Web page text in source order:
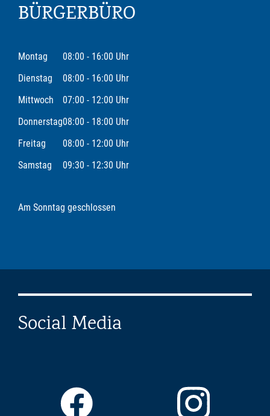
BÜRGERBÜRO
Montag
08:00 - 16:00 Uhr
Dienstag
08:00 - 16:00 Uhr
Mittwoch
07:00 - 12:00 Uhr
Donnerstag08:00 - 18:00 Uhr
Freitag
08:00 - 12:00 Uhr
Samstag
09:30 - 12:30 Uhr
Am Sonntag geschlossen
Social Media